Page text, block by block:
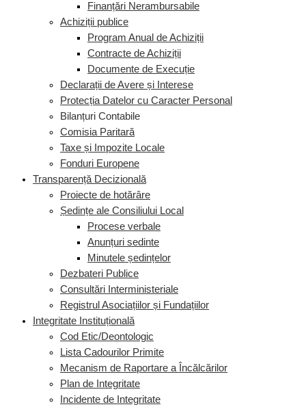
Finanțări Nerambursabile
Achiziții publice
Program Anual de Achiziții
Contracte de Achiziții
Documente de Execuție
Declarații de Avere și Interese
Protecția Datelor cu Caracter Personal
Bilanțuri Contabile
Comisia Paritară
Taxe și Impozite Locale
Fonduri Europene
Transparență Decizională
Proiecte de hotărâre
Ședințe ale Consiliului Local
Procese verbale
Anunțuri sedinte
Minutele ședințelor
Dezbateri Publice
Consultări Interministeriale
Registrul Asociațiilor și Fundațiilor
Integritate Instituțională
Cod Etic/Deontologic
Lista Cadourilor Primite
Mecanism de Raportare a Încălcărilor
Plan de Integritate
Incidente de Integritate